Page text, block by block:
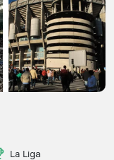
La Liga